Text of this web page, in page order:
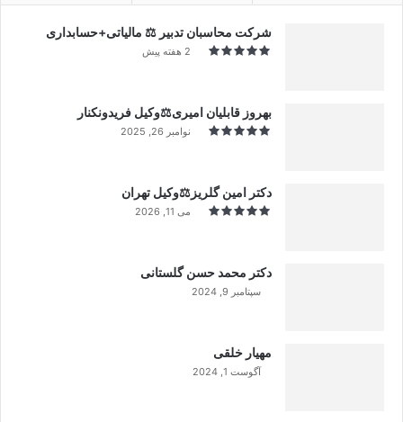
شرکت محاسبان تدبیر ⚖️ مالیاتی+حسابداری
2 هفته پیش
بهروز قابلیان امیری⚖️وکیل فریدونکنار
نوامبر 26, 2025
دکتر امین گلریز⚖️وکیل تهران
می 11, 2026
دکتر محمد حسن گلستانی
سپتامبر 9, 2024
مهیار خلقی
آگوست 1, 2024